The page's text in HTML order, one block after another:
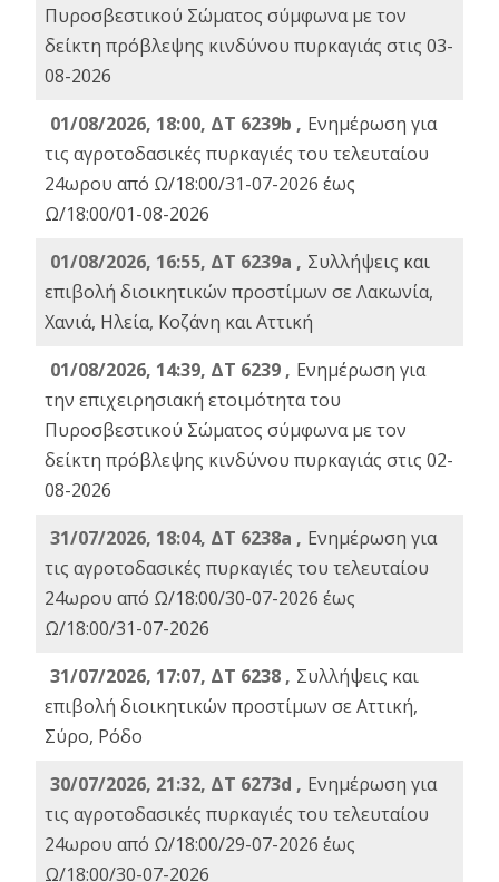
Πυροσβεστικού Σώματος σύμφωνα με τον
δείκτη πρόβλεψης κινδύνου πυρκαγιάς στις 03-
08-2026
01/08/2026, 18:00, ΔΤ 6239b , Ενημέρωση για
τις αγροτοδασικές πυρκαγιές του τελευταίου
24ωρου από Ω/18:00/31-07-2026 έως
Ω/18:00/01-08-2026
01/08/2026, 16:55, ΔΤ 6239a , Συλλήψεις και
επιβολή διοικητικών προστίμων σε Λακωνία,
Χανιά, Ηλεία, Κοζάνη και Αττική
01/08/2026, 14:39, ΔΤ 6239 , Ενημέρωση για
την επιχειρησιακή ετοιμότητα του
Πυροσβεστικού Σώματος σύμφωνα με τον
δείκτη πρόβλεψης κινδύνου πυρκαγιάς στις 02-
08-2026
31/07/2026, 18:04, ΔΤ 6238a , Ενημέρωση για
τις αγροτοδασικές πυρκαγιές του τελευταίου
24ωρου από Ω/18:00/30-07-2026 έως
Ω/18:00/31-07-2026
31/07/2026, 17:07, ΔΤ 6238 , Συλλήψεις και
επιβολή διοικητικών προστίμων σε Αττική,
Σύρο, Ρόδο
30/07/2026, 21:32, ΔΤ 6273d , Ενημέρωση για
τις αγροτοδασικές πυρκαγιές του τελευταίου
24ωρου από Ω/18:00/29-07-2026 έως
Ω/18:00/30-07-2026